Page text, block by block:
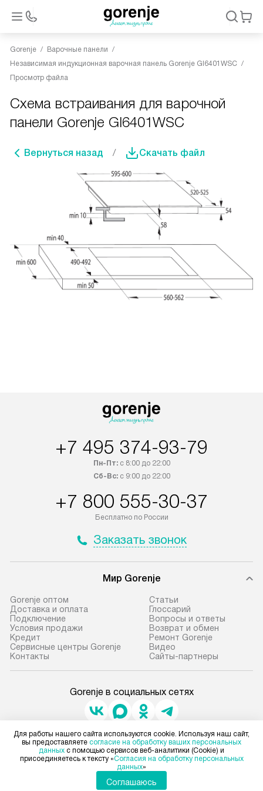
Gorenje
Варочные панели
Независимая индукционная варочная панель Gorenje GI6401WSC
Просмотр файла
Схема встраивания для варочной
панели Gorenje GI6401WSC
Вернуться назад Скачать файл
+7 495 374-93-79
Пн-Пт:с 8:00 до 22:00
Сб-Вс:с 9:00 до 22:00
+7 800 555-30-37
Бесплатно по России
Заказать звонок
Мир Gorenje
Gorenje оптом
Доставка и оплата
Подключение
Условия продажи
Кредит
Сервисные центры Gorenje
Контакты
Cтатьи
Глоссарий
Вопросы и ответы
Возврат и обмен
Ремонт Gorenje
Видео
Сайты-партнеры
Gorenje в социальных сетях
Для физических лиц
shop@gorenje-ru.ru
Для юридических лиц
business@kvalitet.company
Для работы нашего сайта используются cookie. Используя наш сайт,
вы предоставляете согласие на обработку ваших персональных
данных с помощью сервисов веб-аналитики (Cookie) и
присоединяетесь к тексту «Согласия на обработку персональных
данных»
Соглашаюсь